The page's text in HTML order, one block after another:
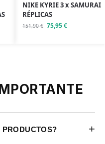
NIKE KYRIE 3 x SAMURAI
RÉPLICAS
151,90€ 75,95€
+